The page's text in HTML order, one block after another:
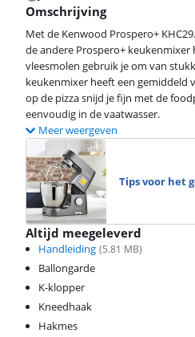
Omschrijving
Met de Kenwood Prospero+
de andere Prospero+ keukenmixer
vleesmolen gebruik je om van
keukenmixer heeft een gemiddeld
op de pizza snijd je fijn met de
eenvoudig in de vaatwasser.
Meer weergeven
Tips voor het
Altijd meegeleverd
Handleiding (5.81 MB)
Ballongarde
K-klopper
Kneedhaak
Hakmes